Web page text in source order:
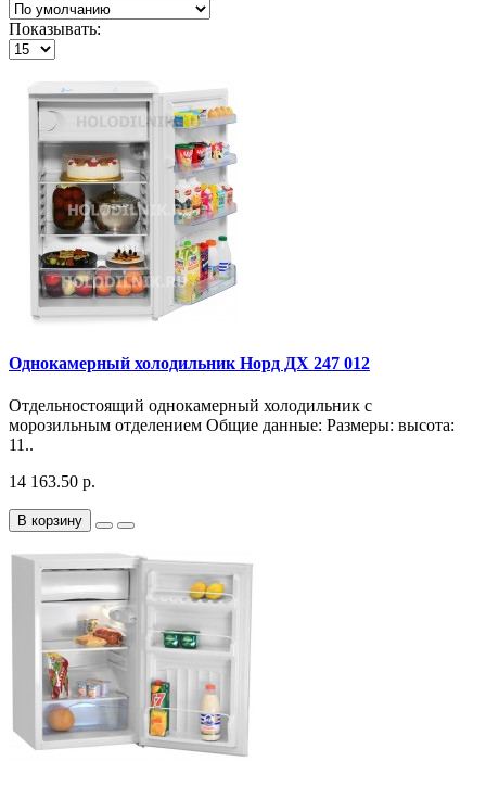
Показывать:
Однокамерный холодильник Норд ДХ 247 012
Отдельностоящий однокамерный холодильник с
морозильным отделением Общие данные: Размеры: высота:
11..
14 163.50 р.
В корзину